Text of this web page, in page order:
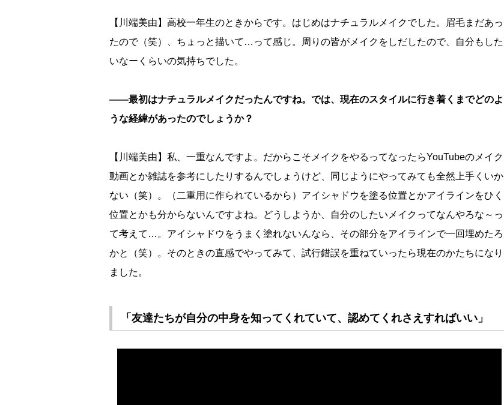
【川端美由】高校一年生のときからです。はじめはナチュラルメイクでした。眉毛まだあっ
たので（笑）、ちょっと描いて…って感じ。周りの皆がメイクをしだしたので、自分もした
いなーくらいの気持ちでした。
――最初はナチュラルメイクだったんですね。では、現在のスタイルに行き着くまでどのよ
うな経緯があったのでしょうか？
【川端美由】私、一重なんですよ。だからこそメイクをやるってなったらYouTubeのメイク
動画とか雑誌を参考にしたりするんでしょうけど、同じようにやってみても全然上手くいか
ない（笑）。（二重用に作られているから）アイシャドウを塗る位置とかアイラインをひく
位置とかも分からないんですよね。どうしようか、自分のしたいメイクってなんやろな～っ
て考えて…。アイシャドウをうまく塗れないんなら、その部分をアイラインで一回埋めたろ
かと（笑）。そのときの直感でやってみて、試行錯誤を重ねていったら現在のかたちになり
ました。
「友達たちが自分の中身を知ってくれていて、認めてくれさえすればいい」